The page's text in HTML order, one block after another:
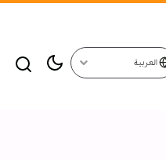
العربية